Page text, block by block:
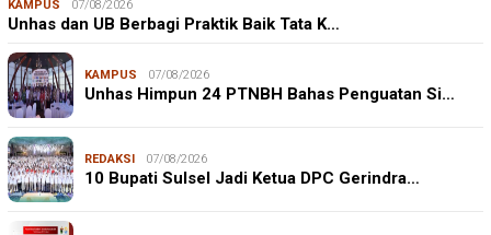
KAMPUS 07/08/2026
Unhas dan UB Berbagi Praktik Baik Tata K…
KAMPUS 07/08/2026
Unhas Himpun 24 PTNBH Bahas Penguatan Si…
REDAKSI 07/08/2026
10 Bupati Sulsel Jadi Ketua DPC Gerindra…